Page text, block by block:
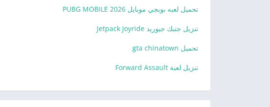
تحميل لعبه بوبجي موبايل 2026 PUBG MOBILE
تنزيل جتبك جيوريد Jetpack Joyride
تحميل gta chinatown
تنزيل لعبة Forward Assault